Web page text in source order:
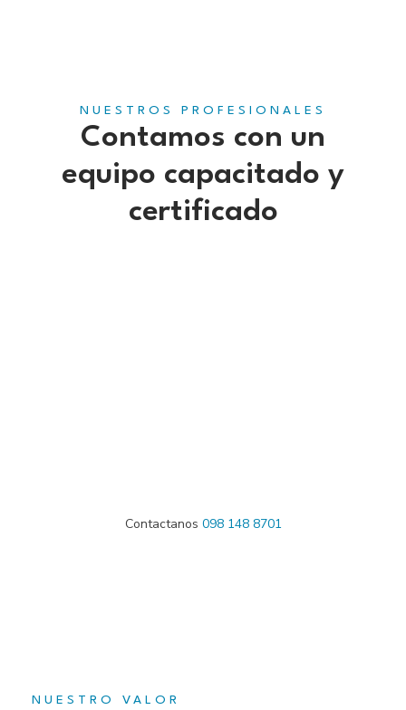
NUESTROS PROFESIONALES
Contamos con un
equipo capacitado y
certificado
Contactanos 098 148 8701
NUESTRO VALOR